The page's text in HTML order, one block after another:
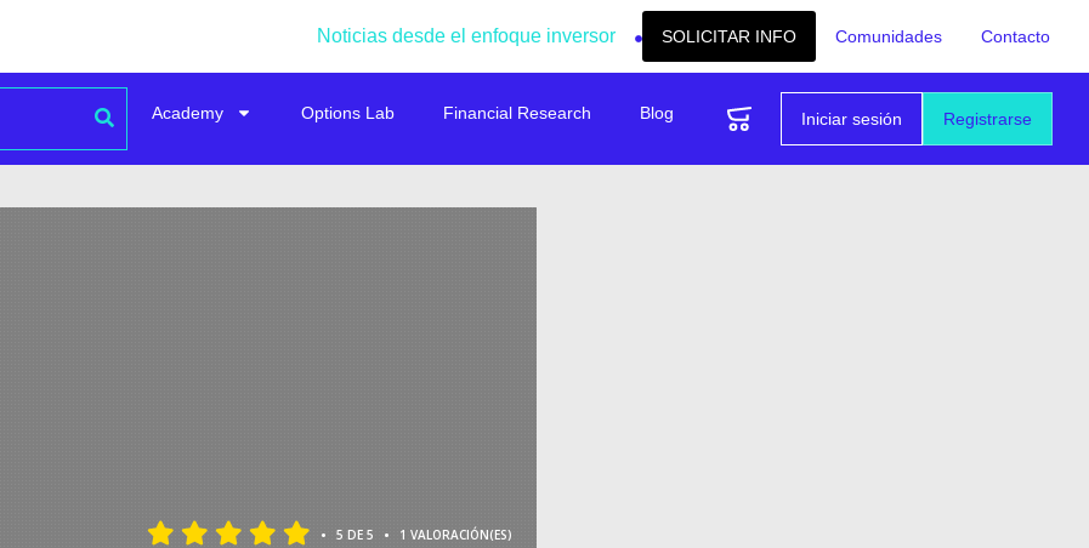
Noticias desde el enfoque inversor SOLICITAR INFO Comunidades Contacto
Registrarse
Iniciar sesión
Academy Options Lab Financial Research Blog
• 5 DE 5 • 1 VALORACIÓN(ES)